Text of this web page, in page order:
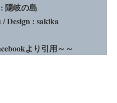
隠岐の島
Design : sakika
より引用～～